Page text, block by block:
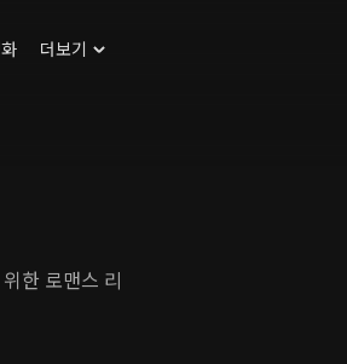
더보기
한 로맨스 리